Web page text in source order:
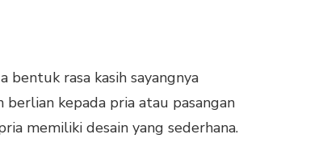
bentuk rasa kasih sayangnya
berlian kepada pria atau pasangan
memiliki desain yang sederhana.